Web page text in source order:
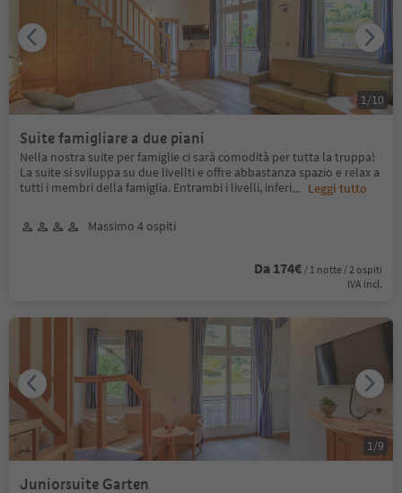
Suite famigliare a due piani
Nella nostra suite per famiglie ci sarà comodità per tutta la truppa!
La suite si sviluppa su due livellti e offre abbastanza spazio e relax a
tutti i membri della famiglia. Entrambi i livelli, inferi... Leggi tutto
Massimo 4 ospiti
Da 174€ / 1 notte / 2 ospiti
IVA incl.
1/10
Juniorsuite Garten
1/9